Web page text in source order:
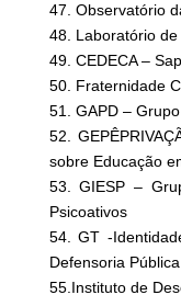
47. Observatório
48. Laboratório
49. CEDECA –
50. Fraternidade
51. GAPD –
52.
sobre Educação
53. GIESP –
Psicoativos
54. GT -
Defensoria
55.Instituto de